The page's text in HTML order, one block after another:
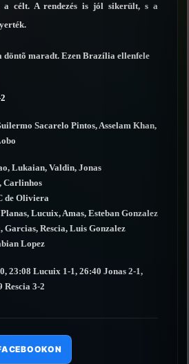
célt. A rendezés is jól sikerült, s a
döntõ maradt. Ezen Brazília ellenfele
Sacarelo Pintos, Asselam Khan,
Lukaian, Valdin, Jonas
Carlinhos
de Oliviera
Lucuix, Amas, Esteban Gonzalez
Garcias, Rescia, Luis Gonzalez
Lopez
23:08 Lucuix 1-1, 26:40 Jonas 2-1,
Rescia 3-2